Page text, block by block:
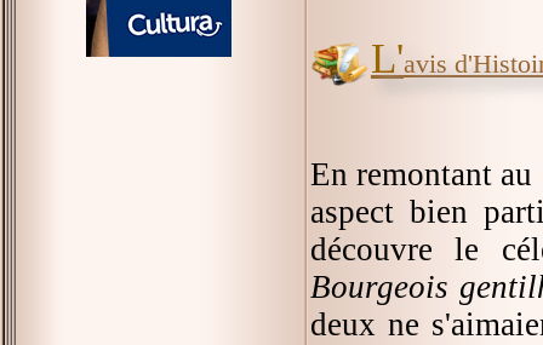
L'avis
En remontant
aspect bien
découvre le
Bourgeois
deux ne